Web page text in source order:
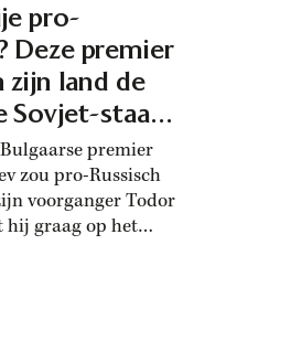
pro-
Deze premier
zijn land de
Sovjet-staat
premier
zou pro-Russisch
voorganger Todor
graag op het
premier was zo